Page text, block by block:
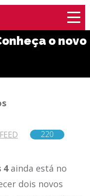
o novo
220
4ainda está no
dois novos